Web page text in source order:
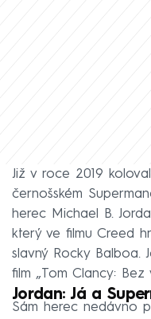
Již v roce 2019
černošském
herec Michael B.
který ve filmu Creed
slavný Rocky Balboa.
film „Tom Clancy: Bez
Jordan: Já a
Sám herec nedávno